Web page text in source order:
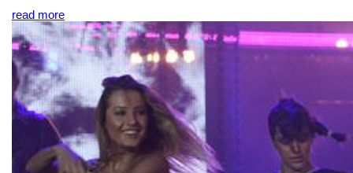
read more